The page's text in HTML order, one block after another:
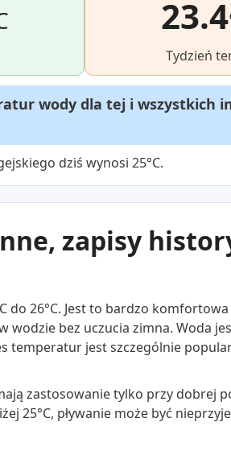
23.4
Tydzień
wody dla tej i wszystkich
dziś wynosi 25°C.
zapisy
do 26°C. Jest to bardzo
wodzie bez uczucia zimna. Woda
temperatur jest szczególnie
zastosowanie tylko przy dobrej
25°C, pływanie może być